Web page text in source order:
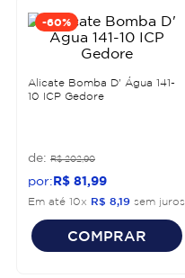
-60%
Alicate Bomba D' Água 141-
10 ICP Gedore
R$ 202,90
R$ 81 99
Em até 10x R$ 8 19 sem juros
COMPRAR